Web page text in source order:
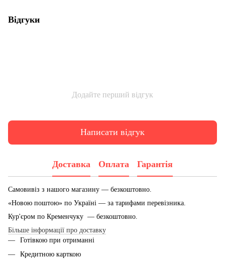
Відгуки
Додайте перший відгук
Написати відгук
Доставка Оплата Гарантія
Самовивіз з нашого магазину — безкоштовно.
«Новою поштою» по Україні — за тарифами перевізника.
Кур'єром по Кременчуку — безкоштовно.
Більше інформації про доставку
Готівкою при отриманні
Кредитною карткою